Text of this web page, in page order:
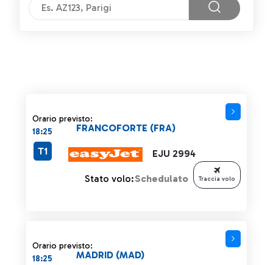
Orario previsto:
18:25
EJU 2994
FRANCOFORTE (FRA)
T1
Stato volo:Schedulato Traccia volo
Orario previsto:
18:25
MADRID (MAD)